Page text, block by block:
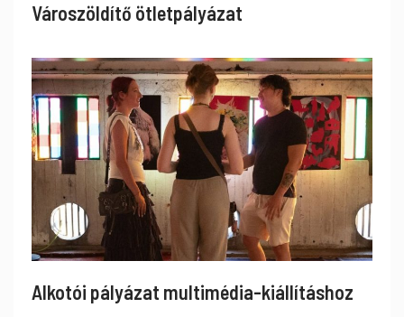
Városzöldítő ötletpályázat
Alkotói pályázat multimédia-kiállításhoz